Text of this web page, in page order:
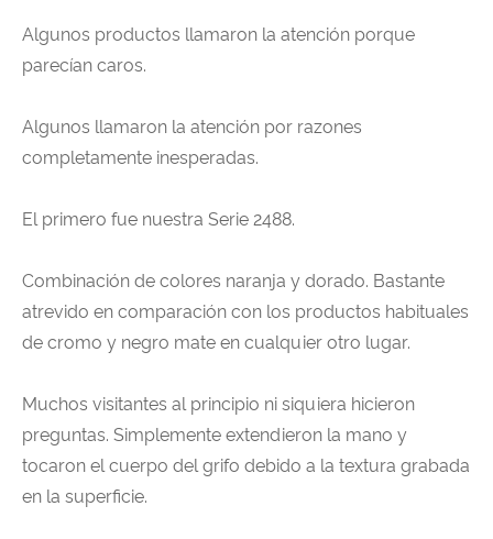
Algunos productos llamaron la atención porque
parecían caros.
Algunos llamaron la atención por razones
completamente inesperadas.
El primero fue nuestra Serie 2488.
Combinación de colores naranja y dorado. Bastante
atrevido en comparación con los productos habituales
de cromo y negro mate en cualquier otro lugar.
Muchos visitantes al principio ni siquiera hicieron
preguntas. Simplemente extendieron la mano y
tocaron el cuerpo del grifo debido a la textura grabada
en la superficie.